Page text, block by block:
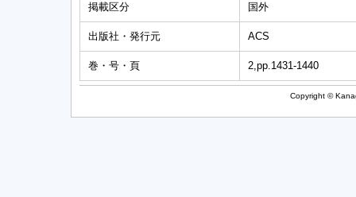
掲載区分 国外
出版社・発行元 ACS
巻・号・頁 2,pp.1431-1440
Copyright ©